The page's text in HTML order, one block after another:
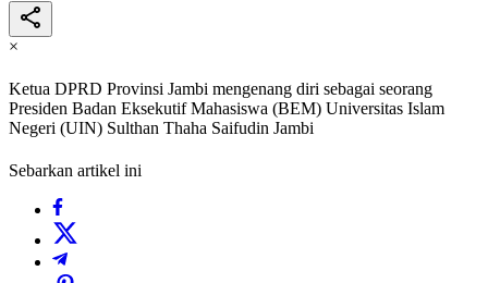
×
Ketua DPRD Provinsi Jambi mengenang diri sebagai seorang
Presiden Badan Eksekutif Mahasiswa (BEM) Universitas Islam
Negeri (UIN) Sulthan Thaha Saifudin Jambi
Sebarkan artikel ini